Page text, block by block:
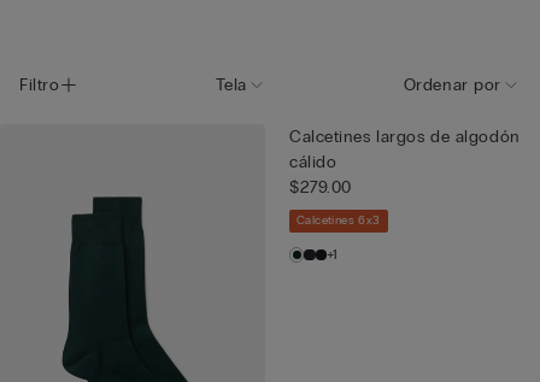
Filtro Tela Ordenar por
Calcetines largos de algodón
cálido
$279.00
Calcetines 6x3
+1